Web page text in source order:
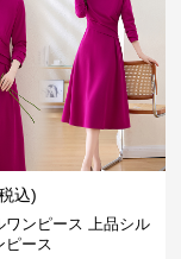
込)
ワンピース 上品シル
ピース